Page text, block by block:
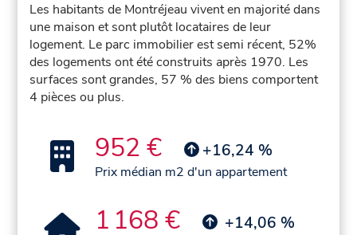
Les habitants de Montréjeau vivent en majorité dans
une maison et sont plutôt locataires de leur
logement. Le parc immobilier est semi récent, 52%
des logements ont été construits après 1970. Les
surfaces sont grandes, 57 % des biens comportent
4 pièces ou plus.
952 € +16,24 %
Prix médian m2 d'un appartement
1 168 € +14,06 %